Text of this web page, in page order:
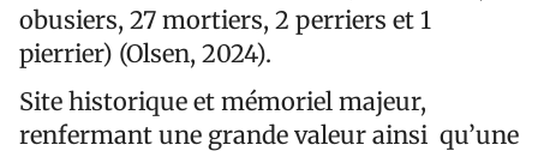
obusiers, 27 mortiers, 2 perriers et 1
pierrier) (Olsen, 2024).
Site historique et mémoriel majeur,
renfermant une grande valeur ainsi qu’une